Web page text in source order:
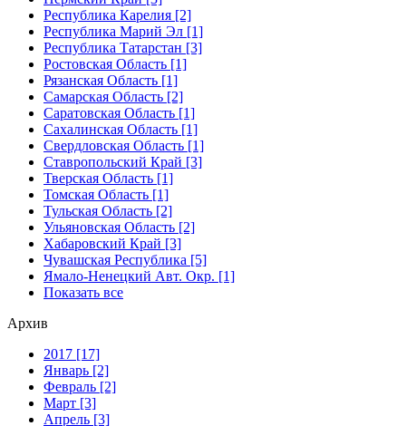
Республика Карелия [2]
Республика Марий Эл [1]
Республика Татарстан [3]
Ростовская Область [1]
Рязанская Область [1]
Самарская Область [2]
Саратовская Область [1]
Сахалинская Область [1]
Свердловская Область [1]
Ставропольский Край [3]
Тверская Область [1]
Томская Область [1]
Тульская Область [2]
Ульяновская Область [2]
Хабаровский Край [3]
Чувашская Республика [5]
Ямало-Ненецкий Авт. Окр. [1]
Показать все
Архив
2017 [17]
Январь [2]
Февраль [2]
Март [3]
Апрель [3]